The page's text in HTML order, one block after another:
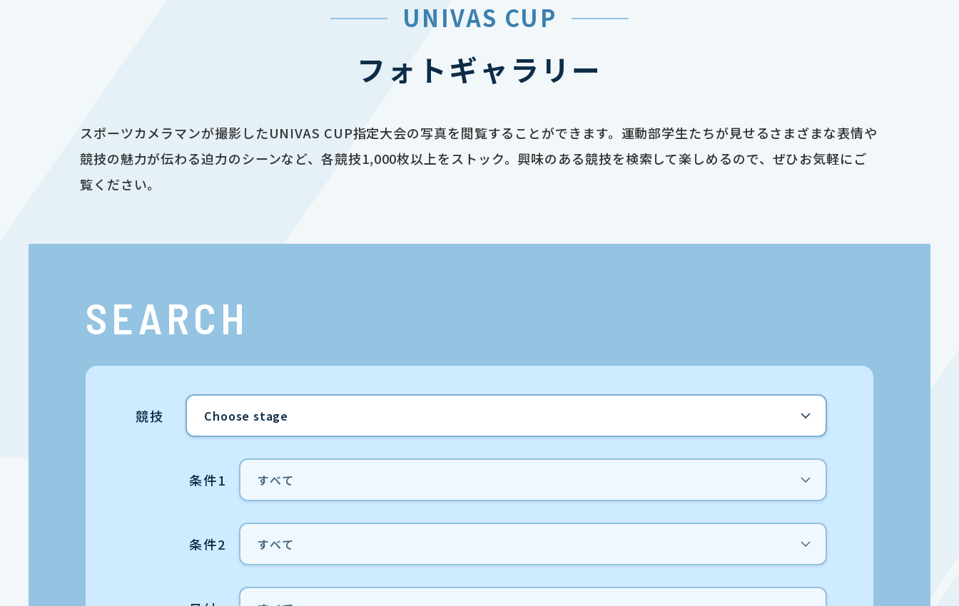
UNIVAS CUP
フォトギャラリー
スポーツカメラマンが撮影したUNIVAS CUP指定大会の写真を閲覧することができます。運動部学生たちが見せるさまざまな表情や
競技の魅力が伝わる迫力のシーンなど、各競技1,000枚以上をストック。興味のある競技を検索して楽しめるので、ぜひお気軽にご
覧ください。
SEARCH
競技
条件1
条件2